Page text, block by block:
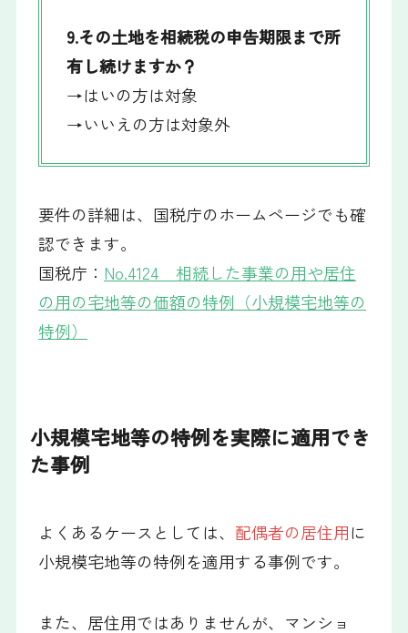
9.その土地を相続税の申告期限まで所
有し続けますか？
→はいの方は対象
→いいえの方は対象外
要件の詳細は、国税庁のホームページでも確
認できます。
国税庁： No.4124 相続した事業の用や居住
の用の宅地等の価額の特例（小規模宅地等の
特例）
小規模宅地等の特例を実際に適用でき
た事例
よくあるケースとしては、 配偶者の居住用に
小規模宅地等の特例を適用する事例です。
また、居住用ではありませんが、マンショ